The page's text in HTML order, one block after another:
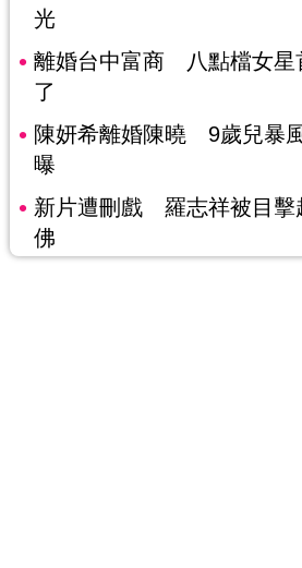
光
離婚台中富商 八點檔女星
了
陳妍希離婚陳曉 9歲兒暴
曝
新片遭刪戲 羅志祥被目擊
佛